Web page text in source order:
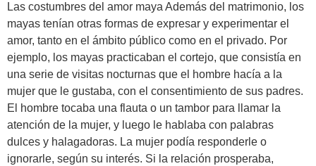
Las costumbres del amor maya Además del matrimonio, los
mayas tenían otras formas de expresar y experimentar el
amor, tanto en el ámbito público como en el privado. Por
ejemplo, los mayas practicaban el cortejo, que consistía en
una serie de visitas nocturnas que el hombre hacía a la
mujer que le gustaba, con el consentimiento de sus padres.
El hombre tocaba una flauta o un tambor para llamar la
atención de la mujer, y luego le hablaba con palabras
dulces y halagadoras. La mujer podía responderle o
ignorarle, según su interés. Si la relación prosperaba,